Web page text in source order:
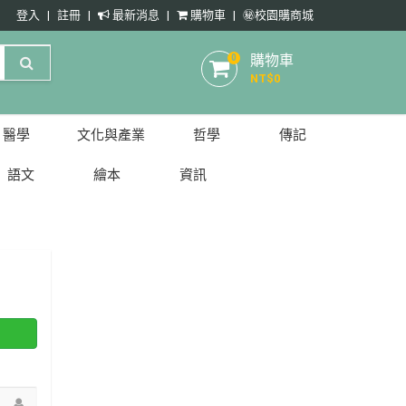
登入 註冊 最新消息 購物車 ㊙️校園購商城
0 購物車
NT$0
醫學 文化與產業 哲學 傳記
語文 繪本 資訊